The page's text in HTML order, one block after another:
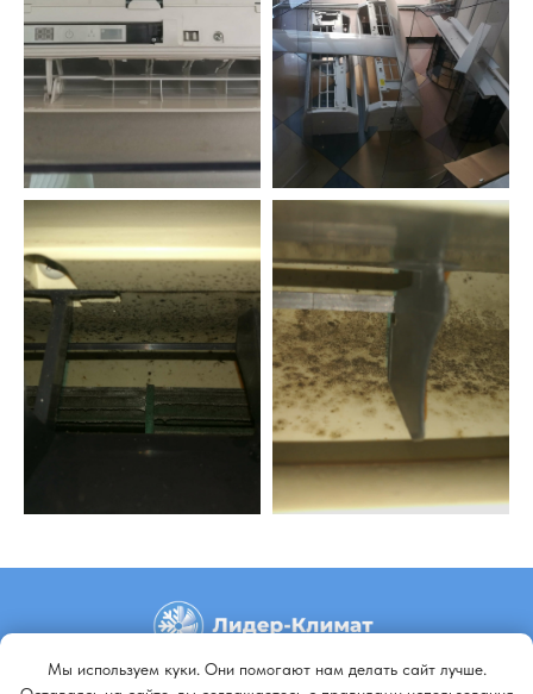
+79140648798
Мы используем куки. Они помогают нам делать сайт лучше.